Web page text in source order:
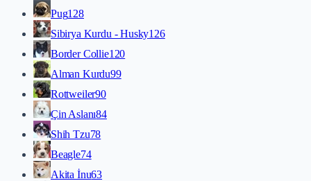
Pug128
Sibirya Kurdu - Husky126
Border Collie120
Alman Kurdu99
Rottweiler90
Çin Aslanı84
Shih Tzu78
Beagle74
Akita İnu63